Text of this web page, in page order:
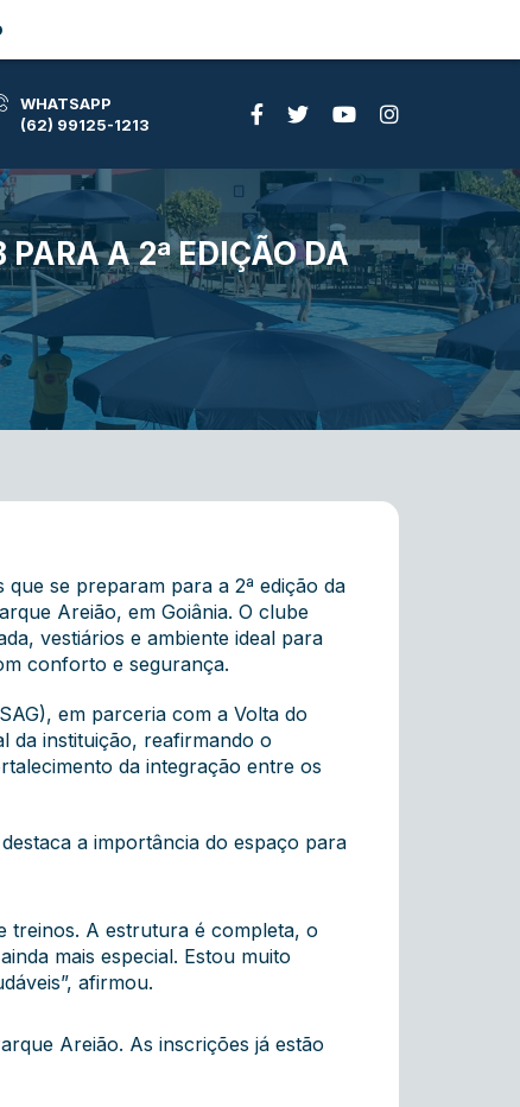
WHATSAPP
(62) 99125-1213
PARA A 2ª EDIÇÃO DA
se preparam para a 2ª edição da
Areião, em Goiânia. O clube
vestiários e ambiente ideal para
conforto e segurança.
em parceria com a Volta do
da instituição, reafirmando o
da integração entre os
a importância do espaço para
treinos. A estrutura é completa, o
mais especial. Estou muito
afirmou.
Areião. As inscrições já estão